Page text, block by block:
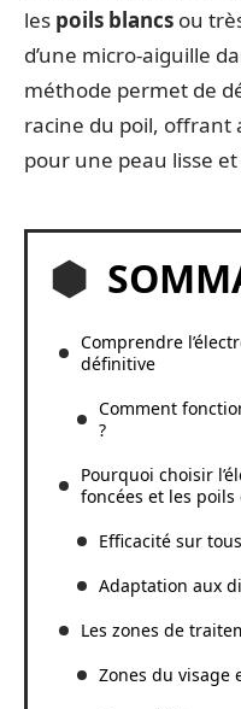
les poils blancs ou
d’une micro-aiguille
méthode permet de
racine du poil, offrant
pour une peau lisse
Comprendre
définitive
Comment
?
Pourquoi choisir
foncées et les poils
Efficacité sur
Adaptation aux
Les zones de
Zones du visage